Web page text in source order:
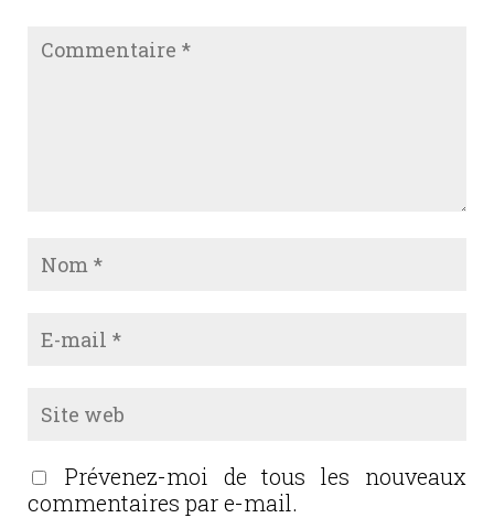
Prévenez-moi de tous les nouveaux
commentaires par e-mail.